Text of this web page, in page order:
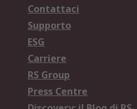
Contattaci
Supporto
ESG
Carriere
RS Group
Press Centre